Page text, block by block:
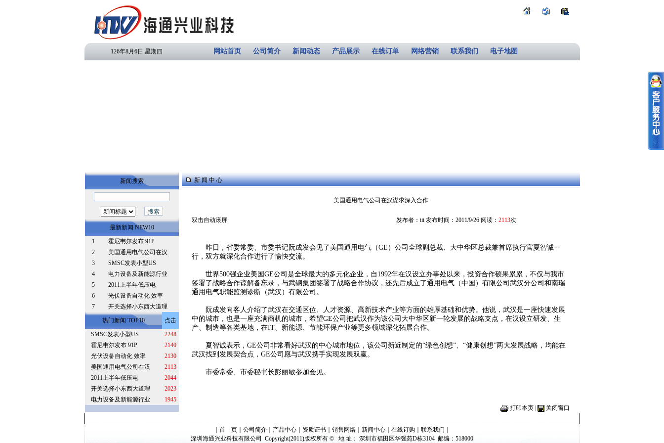
126年8月6日 星期四 网站首页 公司简介 新闻动态 产品展示 在线订单 网络营销 联系我们 电子地图
新闻搜索
最新新闻 NEW10
1
霍尼韦尔发布 91P
2
美国通用电气公司在汉
3
SMSC发表小型US
4
电力设备及新能源行业
5
2011上半年低压电
6
光伏设备自动化 效率
7
开关选择小东西大道理
热门新闻 TOP10
点击
SMSC发表小型US
2248
霍尼韦尔发布 91P
2140
光伏设备自动化 效率
2130
美国通用电气公司在汉
2113
2011上半年低压电
2044
开关选择小东西大道理
2023
电力设备及新能源行业
1945
新 闻 中 心
美国通用电气公司在汉谋求深入合作
双击自动滚屏 发布者：iii 发布时间：2011/9/26 阅读： 2113次
昨日，省委常委、市委书记阮成发会见了美国通用电气（GE）公司全球副总裁、大中华区总裁兼首席执行官夏智诚一
行，双方就深化合作进行了愉快交流。
世界500强企业美国GE公司是全球最大的多元化企业，自1992年在汉设立办事处以来，投资合作硕果累累，不仅与我市
签署了战略合作谅解备忘录，与武钢集团签署了战略合作协议，还先后成立了通用电气（中国）有限公司武汉分公司和南瑞
通用电气职能监测诊断（武汉）有限公司。
阮成发向客人介绍了武汉在交通区位、人才资源、高新技术产业等方面的雄厚基础和优势。他说，武汉是一座快速发展
中的城市，也是一座充满商机的城市，希望GE公司把武汉作为该公司大中华区新一轮发展的战略支点，在汉设立研发、生
产、制造等各类基地，在IT、新能源、节能环保产业等更多领域深化拓展合作。
夏智诚表示，GE公司非常看好武汉的中心城市地位，该公司新近制定的“绿色创想”、“健康创想”两大发展战略，均能在
武汉找到发展契合点，GE公司愿与武汉携手实现发展双赢。
市委常委、市委秘书长彭丽敏参加会见。
打印本页 关闭窗口
首 页 公司简介 产品中心 资质证书 销售网络 新闻中心 在线订购 联系我们
深圳海通兴业科技有限公司 Copyright(2011)版权所有 © 地 址： 深圳市福田区华强苑D栋3104 邮编：518000